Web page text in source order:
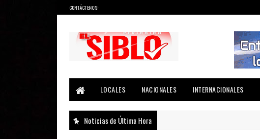
CONTÁCTENOS:
LOCALES
NACIONALES INTERNACIONALES
Noticias de Última Hora